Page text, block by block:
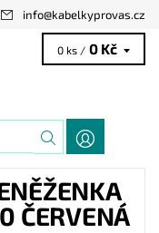
info@kabelkyprovas.cz
0 ks / 0 Kč
ČERVENÁ